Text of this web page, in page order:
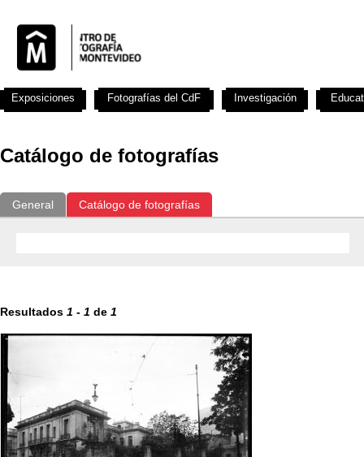
Catálogo de fotografías
General Catálogo de fotografías
Resultados 1 - 1 de 1
Exposiciones Fotografías del CdF Investigación